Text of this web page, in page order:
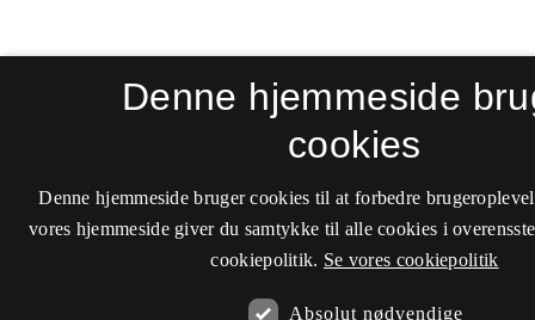
Denne hjemmeside
cookies
Denne hjemmeside bruger cookies til at forbedre
vores hjemmeside giver du samtykke til alle cookies i
cookiepolitik. Se vores cookiepolitik
Absolut nødvendige